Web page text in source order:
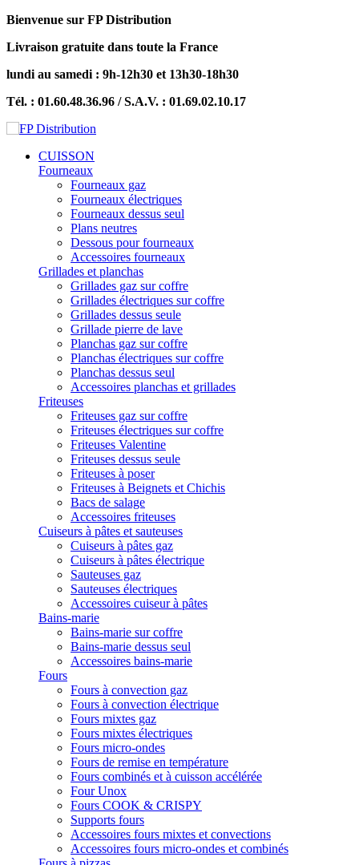
Bienvenue sur FP Distribution
Livraison gratuite dans toute la France
lundi au samedi : 9h-12h30 et 13h30-18h30
Tél. : 01.60.48.36.96 / S.A.V. : 01.69.02.10.17
CUISSON
Fourneaux
Fourneaux gaz
Fourneaux électriques
Fourneaux dessus seul
Plans neutres
Dessous pour fourneaux
Accessoires fourneaux
Grillades et planchas
Grillades gaz sur coffre
Grillades électriques sur coffre
Grillades dessus seule
Grillade pierre de lave
Planchas gaz sur coffre
Planchas électriques sur coffre
Planchas dessus seul
Accessoires planchas et grillades
Friteuses
Friteuses gaz sur coffre
Friteuses électriques sur coffre
Friteuses Valentine
Friteuses dessus seule
Friteuses à poser
Friteuses à Beignets et Chichis
Bacs de salage
Accessoires friteuses
Cuiseurs à pâtes et sauteuses
Cuiseurs à pâtes gaz
Cuiseurs à pâtes électrique
Sauteuses gaz
Sauteuses électriques
Accessoires cuiseur à pâtes
Bains-marie
Bains-marie sur coffre
Bains-marie dessus seul
Accessoires bains-marie
Fours
Fours à convection gaz
Fours à convection électrique
Fours mixtes gaz
Fours mixtes électriques
Fours micro-ondes
Fours de remise en température
Fours combinés et à cuisson accélérée
Four Unox
Fours COOK & CRISPY
Supports fours
Accessoires fours mixtes et convections
Accessoires fours micro-ondes et combinés